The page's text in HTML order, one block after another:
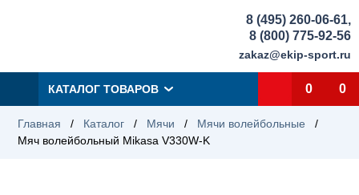
8 (495) 260-06-61,
8 (800) 775-92-56
zakaz@ekip-sport.ru
КАТАЛОГ ТОВАРОВ 0 0
Главная / Каталог / Мячи / Мячи волейбольные
/
Мяч волейбольный Mikasa V330W-K